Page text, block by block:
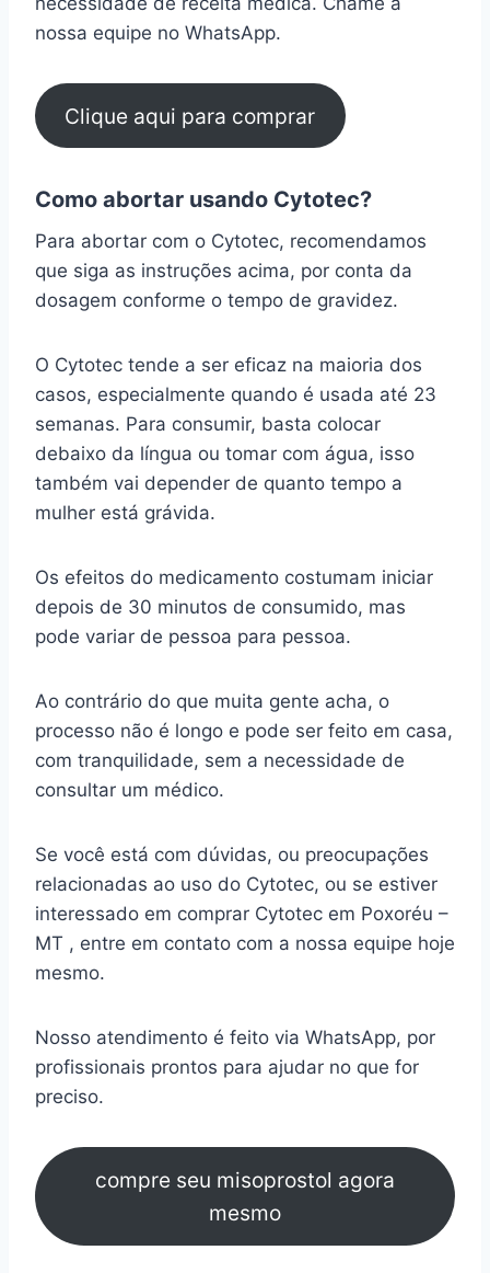
nossa equipe no WhatsApp.
Clique aqui para comprar
Como abortar usando Cytotec?
Para abortar com o Cytotec, recomendamos
que siga as instruções acima, por conta da
dosagem conforme o tempo de gravidez.
O Cytotec tende a ser eficaz na maioria dos
casos, especialmente quando é usada até 23
semanas. Para consumir, basta colocar
debaixo da língua ou tomar com água, isso
também vai depender de quanto tempo a
mulher está grávida.
Os efeitos do medicamento costumam iniciar
depois de 30 minutos de consumido, mas
pode variar de pessoa para pessoa.
Ao contrário do que muita gente acha, o
processo não é longo e pode ser feito em casa,
com tranquilidade, sem a necessidade de
consultar um médico.
Se você está com dúvidas, ou preocupações
relacionadas ao uso do Cytotec, ou se estiver
interessado em comprar Cytotec em Poxoréu –
MT , entre em contato com a nossa equipe hoje
mesmo.
Nosso atendimento é feito via WhatsApp, por
profissionais prontos para ajudar no que for
preciso.
compre seu misoprostol agora
mesmo